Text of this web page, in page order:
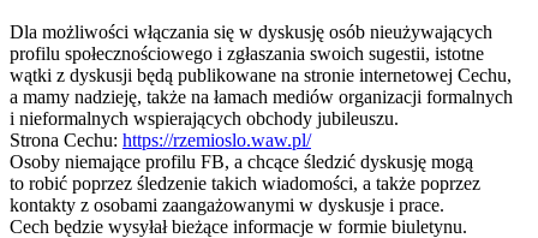
Dla możliwości włączania się w dyskusję osób nieużywających
profilu społecznościowego i zgłaszania swoich sugestii, istotne
wątki z dyskusji będą publikowane na stronie internetowej Cechu,
a mamy nadzieję, także na łamach mediów organizacji formalnych
i nieformalnych wspierających obchody jubileuszu.
Strona Cechu: https://rzemioslo.waw.pl/
Osoby niemające profilu FB, a chcące śledzić dyskusję mogą
to robić poprzez śledzenie takich wiadomości, a także poprzez
kontakty z osobami zaangażowanymi w dyskusje i prace.
Cech będzie wysyłał bieżące informacje w formie biuletynu.